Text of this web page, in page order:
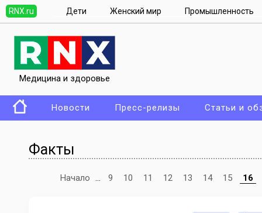
RNX.ru Дети Женский мир Промышленность
Медицина и здоровье
Новости Пресс-релизы Статьи и
Факты
Начало ... 9 10 11 12 13 14 15 16